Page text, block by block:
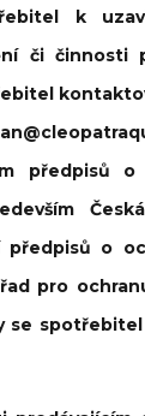
k
či činnosti
předpisů
předpisů o
pro
se